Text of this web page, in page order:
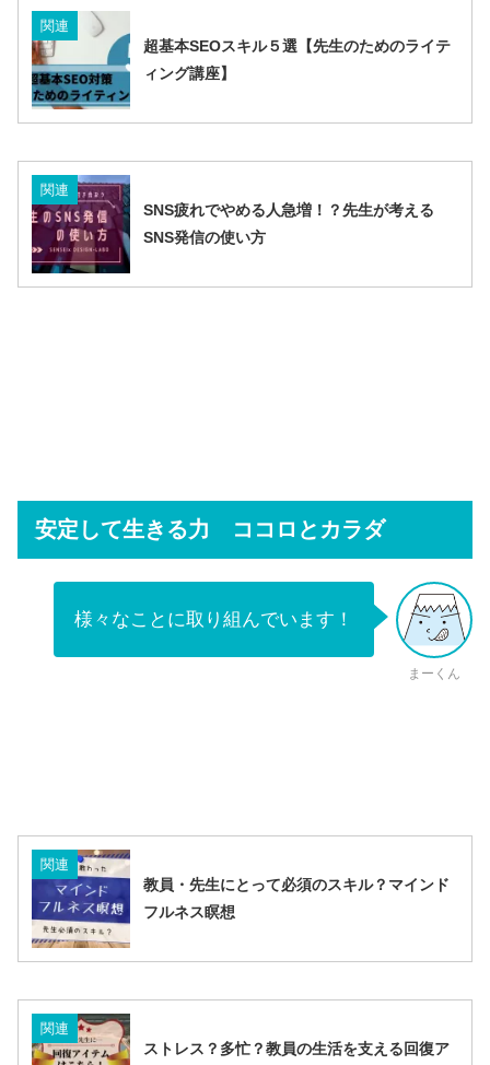
関連
超基本SEOスキル５選【先生のためのライテ
ィング講座】
関連
SNS疲れでやめる人急増！？先生が考える
SNS発信の使い方
安定して生きる力 ココロとカラダ
様々なことに取り組んでいます！
まーくん
関連
教員・先生にとって必須のスキル？マインド
フルネス瞑想
関連
ストレス？多忙？教員の生活を支える回復ア